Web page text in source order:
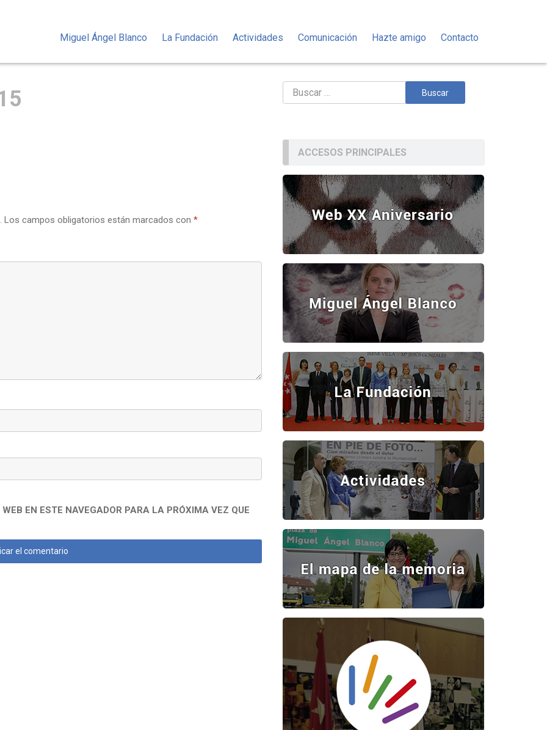
Miguel Ángel Blanco La Fundación Actividades Comunicación Hazte amigo Contacto
Los campos obligatorios están marcados con *
EN ESTE NAVEGADOR PARA LA PRÓXIMA VEZ QUE
Buscar:
ACCESOS PRINCIPALES